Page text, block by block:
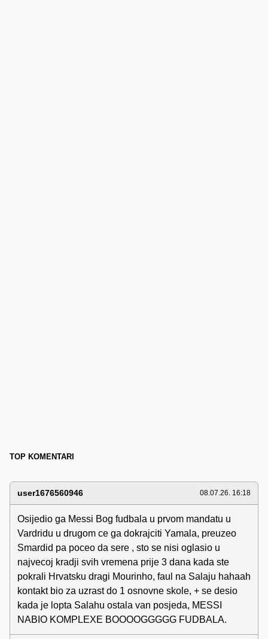
TOP KOMENTARI
user1676560946 08.07.26. 16:18
Osijedio ga Messi Bog fudbala u prvom mandatu u
Vardridu u drugom ce ga dokrajciti Yamala, preuzeo
Smardid pa poceo da sere , sto se nisi oglasio u
najvecoj kradji svih vremena prije 3 dana kada ste
pokrali Hrvatsku dragi Mourinho, faul na Salaju hahaah
kontakt bio za uzrast do 1 osnovne skole, + se desio
kada je lopta Salahu ostala van posjeda, MESSI
NABIO KOMPLEXE BOOOOGGGGG FUDBALA.